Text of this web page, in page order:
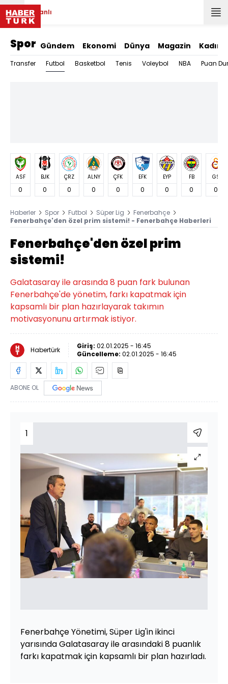
Canlı
Spor Gündem Ekonomi Dünya Magazin Kadın
Transfer Futbol Basketbol Tenis Voleybol NBA Puan
ASF
0
BJK
0
ÇRZ
0
ALNY
0
ÇFK
0
EFK
0
EYP
0
FB
0
GS
0
Haberler Spor Futbol Süper Lig
Fenerbahçe
Fenerbahçe'den özel prim sistemi! - Fenerbahçe Haberleri
Fenerbahçe'den özel prim
sistemi!
Galatasaray ile arasında 8 puan fark bulunan
Fenerbahçe'de yönetim, farkı kapatmak için
kapsamlı bir plan hazırlayarak takımın
motivasyonunu artırmak istiyor.
Habertürk Giriş: 02.01.2025 - 16:45
Güncelleme: 02.01.2025 - 16:45
ABONE OL
1
Fenerbahçe Yönetimi, Süper Lig'in ikinci
yarısında Galatasaray ile arasındaki 8 puanlık
farkı kapatmak için kapsamlı bir plan hazırladı.